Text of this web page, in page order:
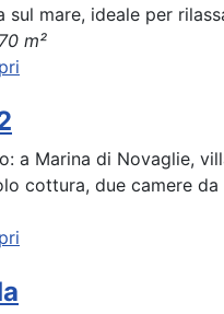
sul mare, ideale per
70 m²
a Marina di Novaglie,
cottura, due camere da